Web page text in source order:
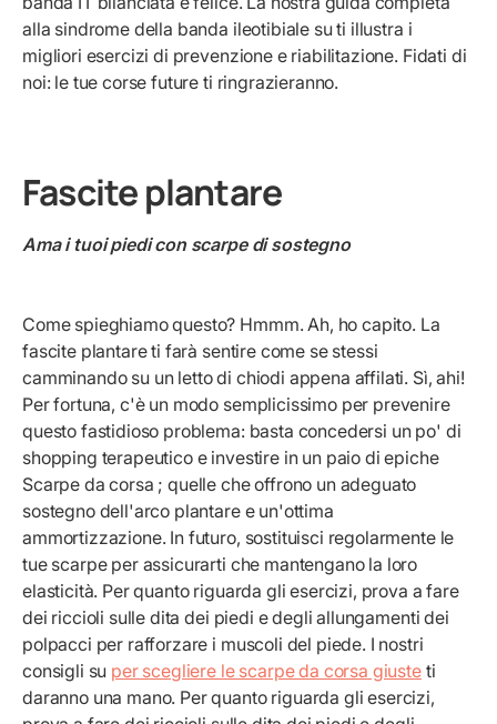
alla sindrome della banda ileotibiale suti illustra i
migliori esercizi di prevenzione e riabilitazione. Fidati di
noi: le tue corse future ti ringrazieranno.
Fascite plantare
Ama i tuoi piedi con scarpe di sostegno
Come spieghiamo questo? Hmmm. Ah, ho capito. La
fascite plantare ti farà sentire come se stessi
camminando su un letto di chiodi appena affilati. Sì, ahi!
Per fortuna, c'è un modo semplicissimo per prevenire
questo fastidioso problema: basta concedersi un po' di
shopping terapeutico e investire in un paio di epiche
Scarpe da corsa ; quelle che offrono un adeguato
sostegno dell'arco plantare e un'ottima
ammortizzazione. In futuro, sostituisci regolarmente le
tue scarpe per assicurarti che mantengano la loro
elasticità. Per quanto riguarda gli esercizi, prova a fare
dei riccioli sulle dita dei piedi e degli allungamenti dei
polpacci per rafforzare i muscoli del piede. I nostri
consigli su per scegliere le scarpe da corsa giusteti
daranno una mano. Per quanto riguarda gli esercizi,